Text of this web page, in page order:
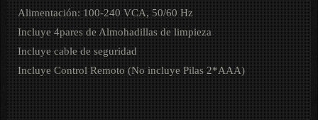
Alimentación: 100-240 VCA, 50/60 Hz
Incluye 4pares de Almohadillas de limpieza
Incluye cable de seguridad
Incluye Control Remoto (No incluye Pilas 2*AAA)